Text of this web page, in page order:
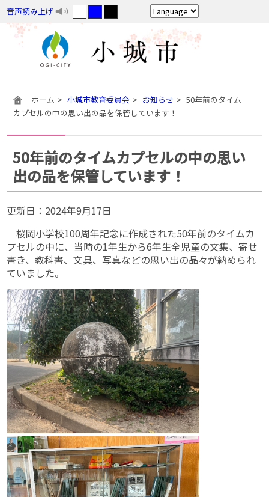
音声読み上げ
ホーム 小城市教育委員会 お知らせ
50年前のタイム
カプセルの中の思い出の品を保管しています！
50年前のタイムカプセルの中の思い
出の品を保管しています！
更新日： 2024年9月17日
桜岡小学校100周年記念に作成された50年前のタイムカ
プセルの中に、当時の1年生から6年生全児童の文集、寄せ
書き、教科書、文具、写真などの思い出の品々が納められ
ていました。